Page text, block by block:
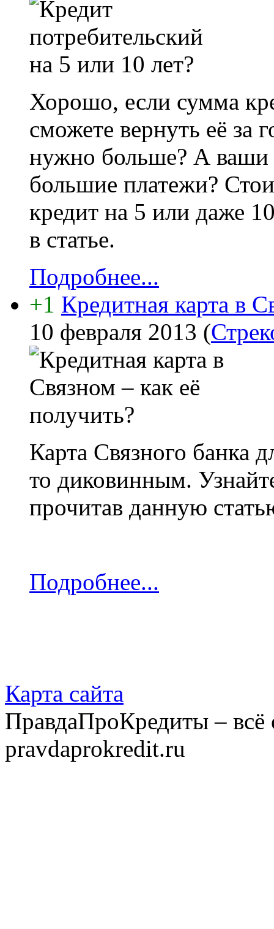
Хорошо, если сумма
сможете вернуть её за
нужно больше? А ваши
большие платежи?
кредит на 5 или даже
в статье.
Подробнее...
+1 Кредитная карта в
10 февраля 2013 (
Карта Связного банка
то диковинным.
прочитав данную
Подробнее...
Карта сайта
ПравдаПроКредиты –
pravdaprokredit.ru